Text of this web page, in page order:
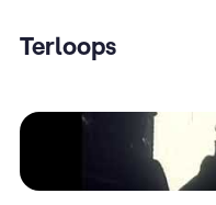
Terloops
Video